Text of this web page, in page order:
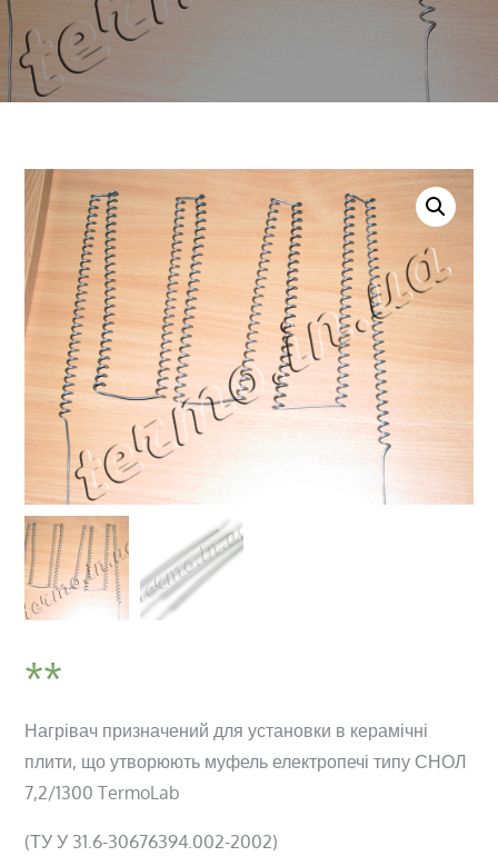
Нагрівач призначений для установки в керамічні
плити, що утворюють муфель електропечі типу СНОЛ
7,2/1300 TermoLab
(ТУ У 31.6-30676394.002-2002)